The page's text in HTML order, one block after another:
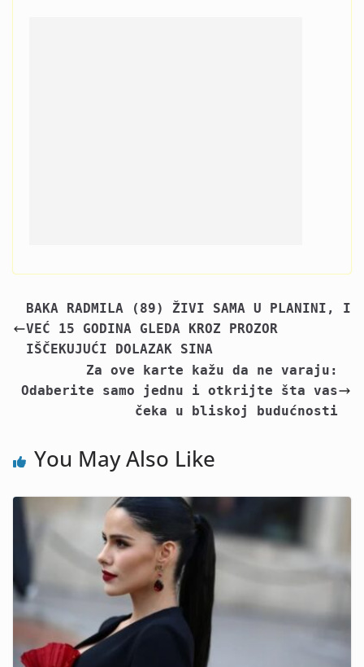
BAKA RADMILA (89) ŽIVI SAMA U PLANINI, I
VEĆ 15 GODINA GLEDA KROZ PROZOR
IŠČEKUJUĆI DOLAZAK SINA
Za ove karte kažu da ne varaju:
Odaberite samo jednu i otkrijte šta vas
čeka u bliskoj budućnosti
You May Also Like